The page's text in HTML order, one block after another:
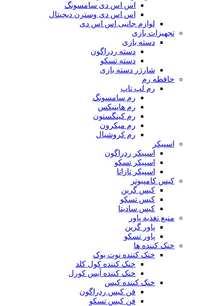
اس اس دی سامسونگ
اس اس دی وسترن دیجیتال
لوازم جانبی اس اس دی
تجهیزات بازی
دسته بازی
دسته ردراگون
دسته تسکو
شارژر دسته بازی
حافظه رم
رم لپ تاپ
رم سامسونگ
رم هاینیکس
رم کینگستون
رم میکرون
رم کروشیال
اسپیکر
اسپیکر ردراگون
اسپیکر تسکو
اسپیکر تازاتا
کیس کامپیوتر
کیس گرین
کیس تسکو
کیس سادیتا
منبع تغذیه‌ پاور
پاور گرین
پاور تسکو
خنک کننده ها
خنک کننده نوت بوک
خنک کننده کول کلد
خنک کننده آیس کورل
خنک کننده کیس
فن کیس ردراگون
فن کیس تسکو